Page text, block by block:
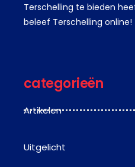
Terschelling te bieden
beleef Terschelling online!
categorieën
Artikelen
Uitgelicht